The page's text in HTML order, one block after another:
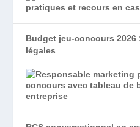
Budget jeu-concours
légales